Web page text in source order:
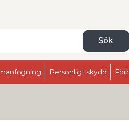
Sök
Personligt skydd